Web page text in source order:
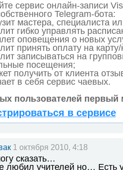
сервис онлайн-записи
Telegram-бота:
мастера, специалиста
гибко управлять
оповещения о новых
принять оплату на карту/
записываться на
посещения;
получить от клиента
в себя сервис чаевых.
пользователей первый
в сервисе
1 октября 2010, 4:18
сказать…
любил учителей но… Есть